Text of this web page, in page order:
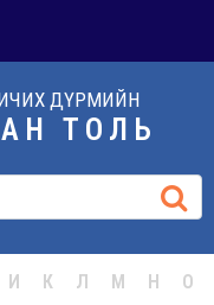
ДҮРМИЙН
ТОЛЬ
И К Л М Н О